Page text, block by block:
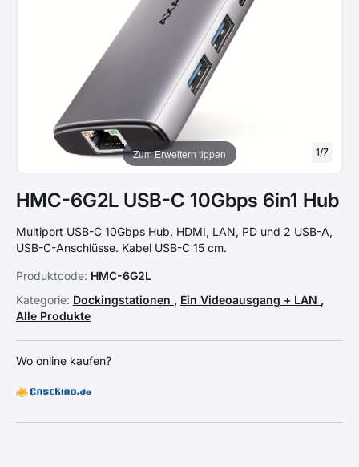
Zum Erweitern tippen 1/7
HMC-6G2L USB-C 10Gbps 6in1 Hub
Multiport USB-C 10Gbps Hub. HDMI, LAN, PD und 2 USB-A,
USB-C-Anschlüsse. Kabel USB-C 15 cm.
Produktcode: HMC-6G2L
Kategorie: Dockingstationen , Ein Videoausgang + LAN ,
Alle Produkte
Wo online kaufen?